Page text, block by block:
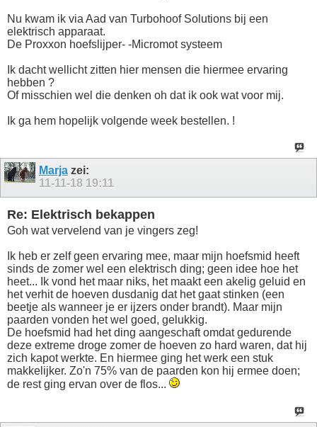
Nu kwam ik via Aad van Turbohoof Solutions bij een
elektrisch apparaat.
De Proxxon hoefslijper- -Micromot systeem
Ik dacht wellicht zitten hier mensen die hiermee ervaring
hebben ?
Of misschien wel die denken oh dat ik ook wat voor mij.
Ik ga hem hopelijk volgende week bestellen. !
Marja zei:
11-11-18 19:11
Re: Elektrisch bekappen
Goh wat vervelend van je vingers zeg!
Ik heb er zelf geen ervaring mee, maar mijn hoefsmid heeft
sinds de zomer wel een elektrisch ding; geen idee hoe het
heet... Ik vond het maar niks, het maakt een akelig geluid en
het verhit de hoeven dusdanig dat het gaat stinken (een
beetje als wanneer je er ijzers onder brandt). Maar mijn
paarden vonden het wel goed, gelukkig.
De hoefsmid had het ding aangeschaft omdat gedurende
deze extreme droge zomer de hoeven zo hard waren, dat hij
zich kapot werkte. En hiermee ging het werk een stuk
makkelijker. Zo'n 75% van de paarden kon hij ermee doen;
de rest ging ervan over de flos...